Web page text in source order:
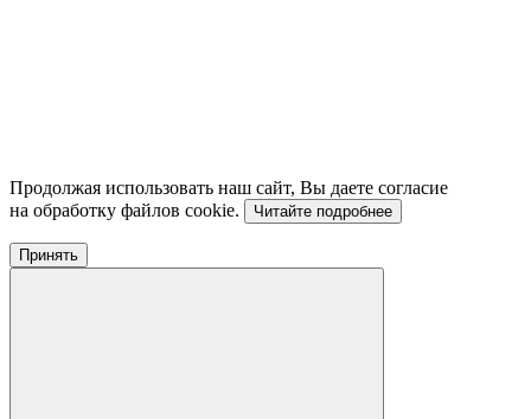
Продолжая использовать наш сайт, Вы даете согласие
на обработку файлов cookie.
Читайте подробнее
Принять